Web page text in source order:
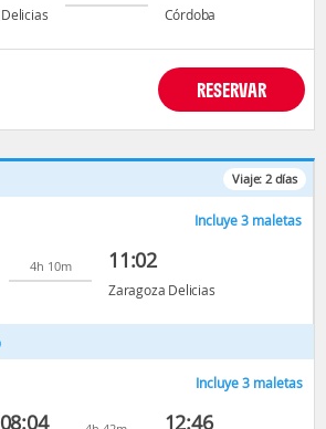
Córdoba
RESERVAR
Viaje: 2días
Incluye 3 maletas
4h 10m 11:02
Zaragoza Delicias
Incluye 3 maletas
08:04 12:46